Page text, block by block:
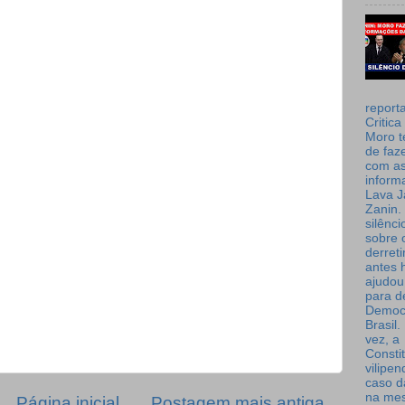
Critica
Moro
de
com
Lava
Zanin.
sobre
antes
para
Brasil.
vez, a
caso
na